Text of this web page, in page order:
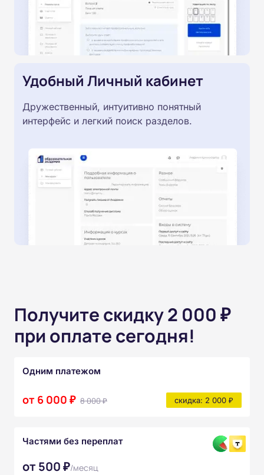
Удобный Личный кабинет
Дружественный, интуитивно понятный
интерфейс и легкий поиск разделов.
Получите скидку 2 000 ₽
при оплате сегодня!
Одним платежом
от 6 000 ₽ 8 000 ₽ скидка: 2 000 ₽
Частями без переплат
от 500 ₽/месяц